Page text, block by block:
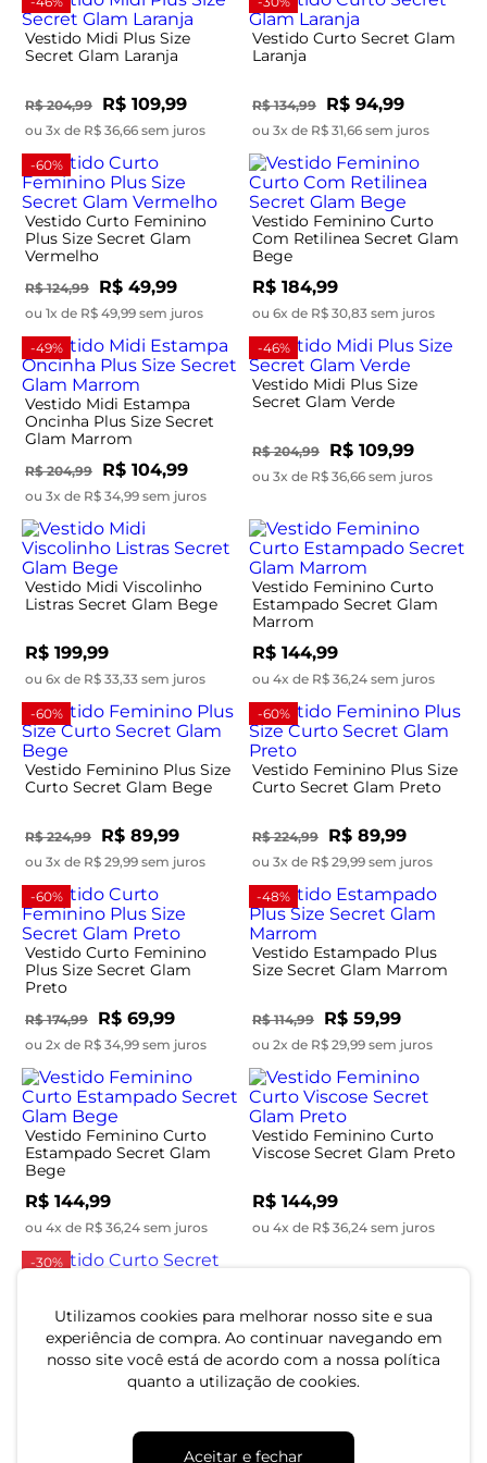
Utilizamos cookies para melhorar nosso site e sua
experiência de compra. Ao continuar navegando em
nosso site você está de acordo com a nossa política
quanto a utilização de cookies.
Aceitar e fechar
Vestido Midi Plus Size
Secret Glam Laranja
R$ 204,99 R$ 109,99
ou 3x de R$ 36,66 sem juros
Vestido Curto Secret Glam
Laranja
R$ 134,99 R$ 94,99
ou 3x de R$ 31,66 sem juros
-60%
Vestido Curto Feminino
Plus Size Secret Glam
Vermelho
R$ 124,99 R$ 49,99
ou 1x de R$ 49,99 sem juros
Vestido Feminino Curto
Com Retilinea Secret Glam
Bege
R$ 184,99
ou 6x de R$ 30,83 sem juros
-49%
Vestido Midi Estampa
Oncinha Plus Size Secret
Glam Marrom
R$ 204,99 R$ 104,99
ou 3x de R$ 34,99 sem juros
-46%
Vestido Midi Plus Size
Secret Glam Verde
R$ 204,99 R$ 109,99
ou 3x de R$ 36,66 sem juros
Vestido Midi Viscolinho
Listras Secret Glam Bege
R$ 199,99
ou 6x de R$ 33,33 sem juros
Vestido Feminino Curto
Estampado Secret Glam
Marrom
R$ 144,99
ou 4x de R$ 36,24 sem juros
-60%
Vestido Feminino Plus Size
Curto Secret Glam Bege
R$ 224,99 R$ 89,99
ou 3x de R$ 29,99 sem juros
-60%
Vestido Feminino Plus Size
Curto Secret Glam Preto
R$ 224,99 R$ 89,99
ou 3x de R$ 29,99 sem juros
-60%
Vestido Curto Feminino
Plus Size Secret Glam
Preto
R$ 174,99 R$ 69,99
ou 2x de R$ 34,99 sem juros
-48%
Vestido Estampado Plus
Size Secret Glam Marrom
R$ 114,99 R$ 59,99
ou 2x de R$ 29,99 sem juros
Vestido Feminino Curto
Estampado Secret Glam
Bege
R$ 144,99
ou 4x de R$ 36,24 sem juros
Vestido Feminino Curto
Viscose Secret Glam Preto
R$ 144,99
ou 4x de R$ 36,24 sem juros
-30%
Preto
R$ 134,99 R$ 94,99
ou 3x de R$ 31,66 sem juros
Vestido Feminino Super
Midi Molecotton Secret
Glam Vermelho
R$ 174,99